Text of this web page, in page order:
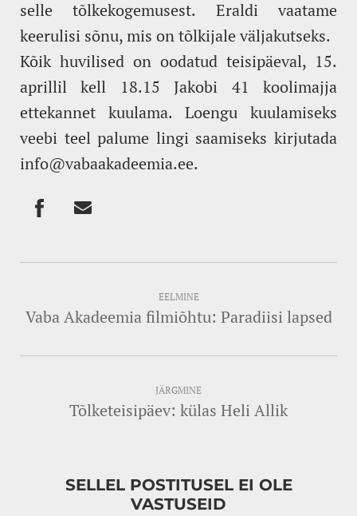
selle tõlkekogemusest. Eraldi vaatame
keerulisi sõnu, mis on tõlkijale väljakutseks.
Kõik huvilised on oodatud teisipäeval, 15.
aprillil kell 18.15 Jakobi 41 koolimajja
ettekannet kuulama. Loengu kuulamiseks
veebi teel palume lingi saamiseks kirjutada
info@vabaakadeemia.ee.
EELMINE
Vaba Akadeemia filmiõhtu: Paradiisi lapsed
JÄRGMINE
Tõlketeisipäev: külas Heli Allik
SELLEL POSTITUSEL EI OLE
VASTUSEID